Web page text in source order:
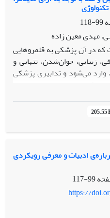
که رویکرد کمّی، مستلزم
هدف از این مقاله، بررسی
استاندارد بیزی است.
99-118
مهدی معین زاده
در آن پزشکی به قلمروهایی
زیبایی، جوان‌شدن، تنهایی و
وارد می‌شود و تدابیری پزشکی
می‌کند. دو تبیین‌ اصلی برای
آن‌ها را به اختصار تبیین
نامید. این مقاله تلاش می‌کند
مداقه قرار دهد. مدعای این
تکنولوژی تبیین جامع‌تری از
در تبیین طبی‌سازی به مثابة
گرفت.
205.55
ادبیات و معرفی رویکردی
99-117
https://